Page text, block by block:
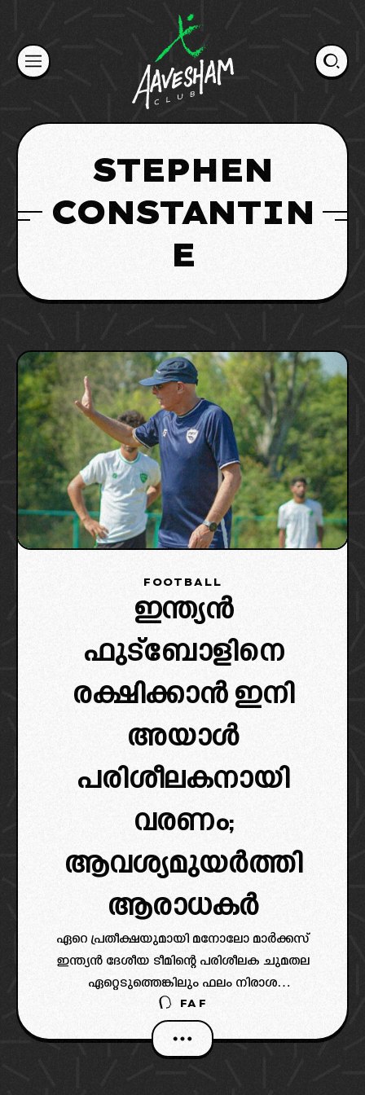
content
STEPHEN
CONSTANTIN
E
FOOTBALL
ഇന്ത്യൻ
ഫുട്ബോളിനെ
രക്ഷിക്കാൻ ഇനി
അയാൾ
പരിശീലകനായി
വരണം;
ആവശ്യമുയർത്തി
ആരാധകർ
ഏറെ പ്രതീക്ഷയുമായി മനോലോ മാർക്കസ്
ഇന്ത്യൻ ദേശീയ ടീമിന്റെ പരിശീലക ചുമതല
ഏറ്റെടുത്തെങ്കിലും ഫലം നിരാശ
തന്നെയായിയായിരുന്നു. കഴിഞ്ഞ ദിവസം
റാങ്കിങ്ങിൽ ഇന്ത്യയേക്കാൾ ഏറെ പിന്നിലുള്ള,
പണ്ട് നമ്മൾ പഞ്ഞിക്കിട്ട ഹോംഗ് കോങ്ങ്
FAF